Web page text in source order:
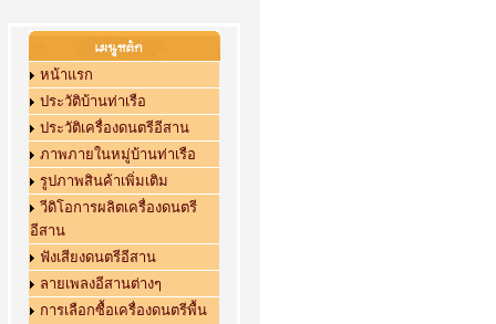
หน้าแรก
ประวัติบ้านท่าเรือ
ประวัติเครื่องดนตรีอีสาน
ภาพภายในหมู่บ้านท่าเรือ
รูปภาพสินค้าเพิ่มเติม
วีดิโอการผลิตเครื่องดนตรี
อีสาน
ฟังเสียงดนตรีอีสาน
ลายเพลงอีสานต่างๆ
การเลือกซื้อเครื่องดนตรีพื้น